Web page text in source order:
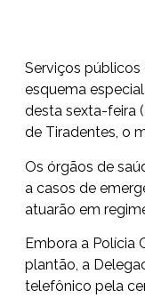
Serviços
esquema
desta sexta-feira
de Tiradentes, o
Os órgãos de
a casos de
atuarão em
Embora a Polícia
plantão, a
telefônico pela